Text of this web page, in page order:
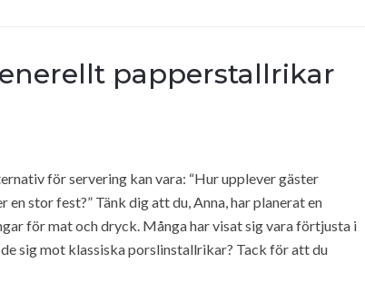
papperstallrikar
för servering kan vara: “Hur upplever gäster
stor fest?” Tänk dig att du, Anna, har planerat en
för mat och dryck. Många har visat sig vara förtjusta i
sig mot klassiska porslinstallrikar? Tack för att du